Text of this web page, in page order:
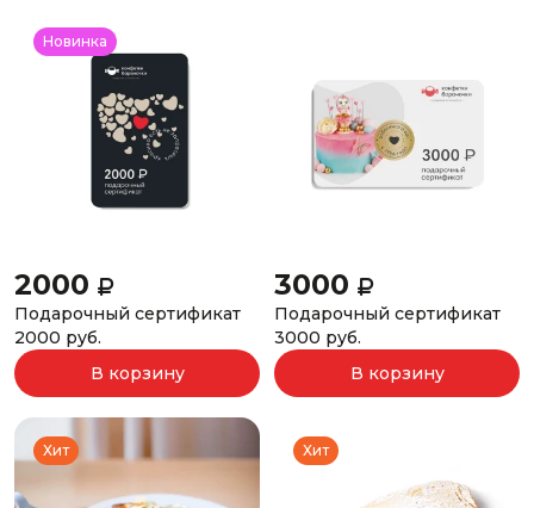
Новинка
2000
Подарочный сертификат
2000 руб.
В корзину
3000
Подарочный сертификат
3000 руб.
В корзину
Хит Хит